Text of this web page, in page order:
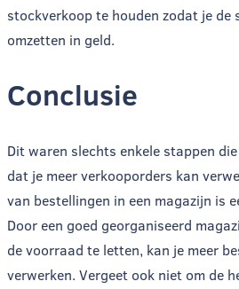
stockverkoop te houden zodat je de
omzetten in geld.
Conclusie
Dit waren slechts enkele stappen
dat je meer verkooporders kan
van bestellingen in een magazijn is
Door een goed georganiseerd
de voorraad te letten, kan je meer
verwerken. Vergeet ook niet om de